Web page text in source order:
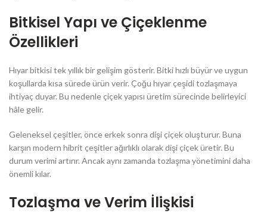
Bitkisel Yapı ve Çiçeklenme
Özellikleri
Hıyar bitkisi tek yıllık bir gelişim gösterir. Bitki hızlı büyür ve uygun
koşullarda kısa sürede ürün verir. Çoğu hıyar çeşidi tozlaşmaya
ihtiyaç duyar. Bu nedenle çiçek yapısı üretim sürecinde belirleyici
hâle gelir.
Geleneksel çeşitler, önce erkek sonra dişi çiçek oluşturur. Buna
karşın modern hibrit çeşitler ağırlıklı olarak dişi çiçek üretir. Bu
durum verimi artırır. Ancak aynı zamanda tozlaşma yönetimini daha
önemli kılar.
Tozlaşma ve Verim İlişkisi